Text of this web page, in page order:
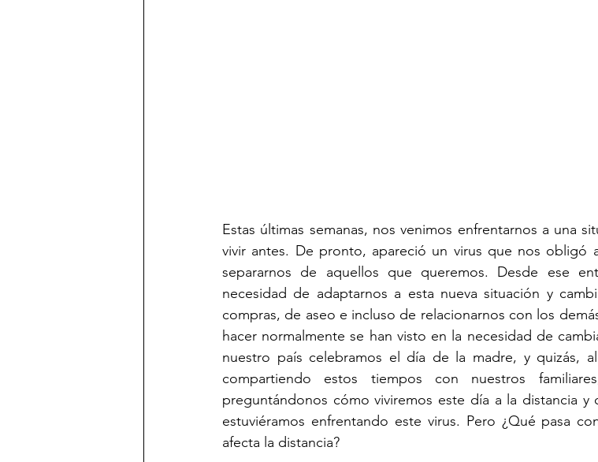
Estas últimas semanas, nos venimos enfrentarnos a una
vivir antes. De pronto, apareció un virus que nos obligó
separarnos de aquellos que queremos. Desde ese
necesidad de adaptarnos a esta nueva situación y
compras, de aseo e incluso de relacionarnos con los
hacer normalmente se han visto en la necesidad de
nuestro país celebramos el día de la madre, y quizás,
compartiendo estos tiempos con nuestros
preguntándonos cómo viviremos este día a la distancia
estuviéramos enfrentando este virus. Pero ¿Qué pasa
afecta la distancia?